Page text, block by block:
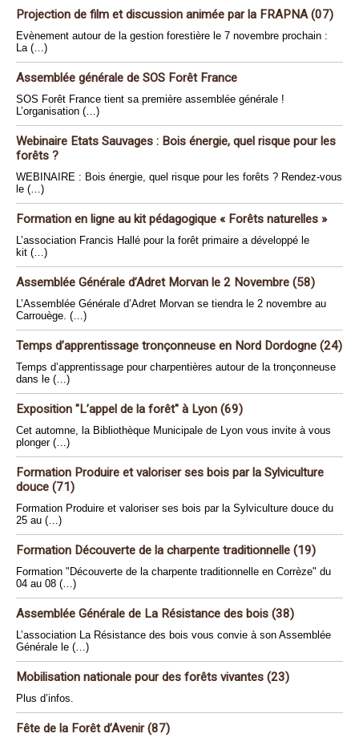
Projection de film et discussion animée par la FRAPNA (07)
Evènement autour de la gestion forestière le 7 novembre prochain :
La (…)
Assemblée générale de SOS Forêt France
SOS Forêt France tient sa première assemblée générale !
L’organisation (…)
Webinaire Etats Sauvages : Bois énergie, quel risque pour les
forêts ?
WEBINAIRE : Bois énergie, quel risque pour les forêts ? Rendez-vous
le (…)
Formation en ligne au kit pédagogique « Forêts naturelles »
L’association Francis Hallé pour la forêt primaire a développé le
kit (…)
Assemblée Générale d’Adret Morvan le 2 Novembre (58)
L’Assemblée Générale d’Adret Morvan se tiendra le 2 novembre au
Carrouège. (…)
Temps d’apprentissage tronçonneuse en Nord Dordogne (24)
Temps d’apprentissage pour charpentières autour de la tronçonneuse
dans le (…)
Exposition "L’appel de la forêt" à Lyon (69)
Cet automne, la Bibliothèque Municipale de Lyon vous invite à vous
plonger (…)
Formation Produire et valoriser ses bois par la Sylviculture
douce (71)
Formation Produire et valoriser ses bois par la Sylviculture douce du
25 au (…)
Formation Découverte de la charpente traditionnelle (19)
Formation "Découverte de la charpente traditionnelle en Corrèze" du
04 au 08 (…)
Assemblée Générale de La Résistance des bois (38)
L’association La Résistance des bois vous convie à son Assemblée
Générale le (…)
Mobilisation nationale pour des forêts vivantes (23)
Plus d’infos.
Fête de la Forêt d’Avenir (87)